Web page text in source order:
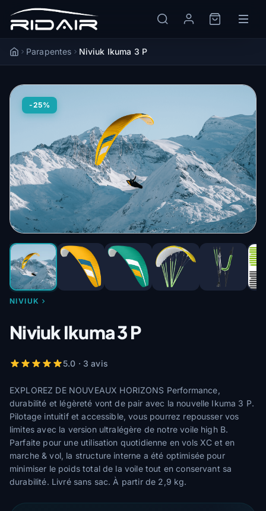
AccueilParapentes Niviuk Ikuma 3 P
-25%
NIVIUK
Niviuk Ikuma 3 P
5.0 · 3 avis
EXPLOREZ DE NOUVEAUX HORIZONS Performance,
durabilité et légèreté vont de pair avec la nouvelle Ikuma 3 P.
Pilotage intuitif et accessible, vous pourrez repousser vos
limites avec la version ultralégère de notre voile high B.
Parfaite pour une utilisation quotidienne en vols XC et en
marche & vol, la structure interne a été optimisée pour
minimiser le poids total de la voile tout en conservant sa
durabilité. Livré sans sac. À partir de 2,9 kg.